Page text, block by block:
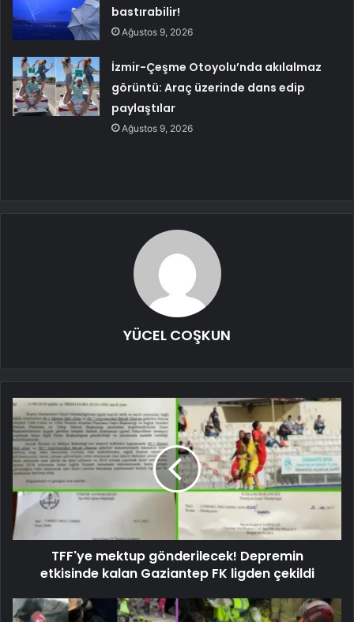
bastırabilir!
Ağustos 9, 2026
İzmir-Çeşme Otoyolu’nda akılalmaz
görüntü: Araç üzerinde dans edip
paylaştılar
Ağustos 9, 2026
YÜCEL COŞKUN
TFF'ye mektup gönderilecek! Depremin
etkisinde kalan Gaziantep FK ligden çekildi